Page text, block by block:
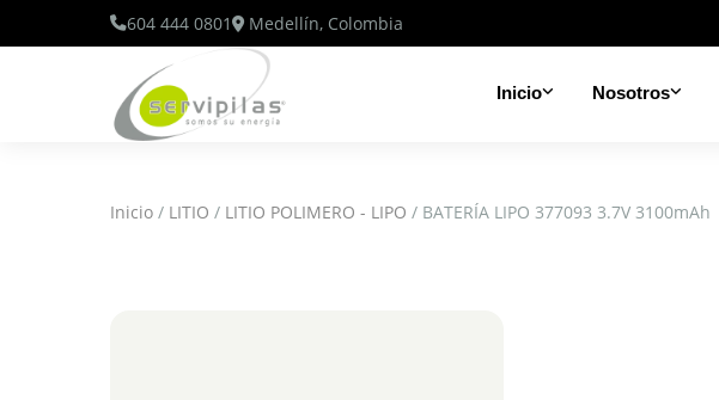
604 444 0801 Medellín, Colombia
Inicio Nosotros
Inicio / LITIO / LITIO POLIMERO - LIPO / BATERÍA LIPO 377093 3.7V 3100mAh